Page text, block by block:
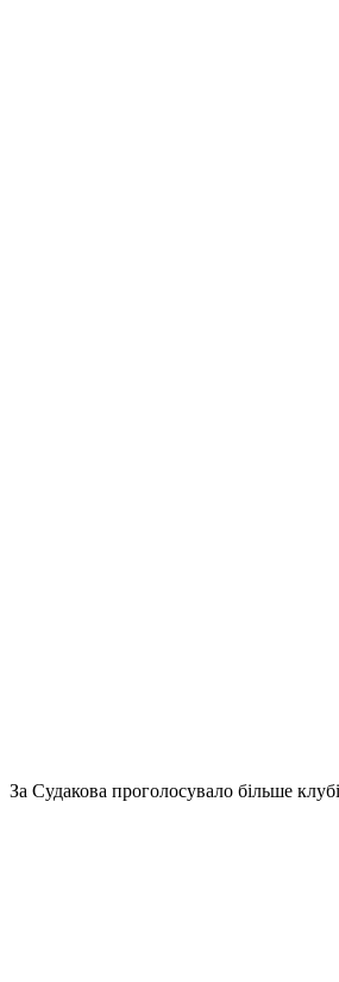
За Судакова проголосувало більше